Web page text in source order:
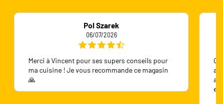
Pol Szarek
06/07/2026
Merci à Vincent pour ses supers conseils pour
ma cuisine ! Je vous recommande ce magasin
🙏